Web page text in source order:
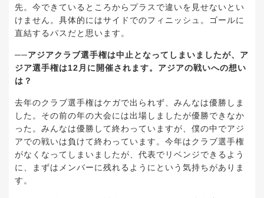
先。今できているところからプラスで違いを見せないとい
けません。具体的にはサイドでのフィニッシュ。ゴールに
直結するパスだと思います。
──アジアクラブ選手権は中止となってしまいましたが、ア
ジア選手権は12月に開催されます。アジアの戦いへの想い
は？
去年のクラブ選手権はケガで出られず、みんなは優勝しま
した。その前の年の大会には出場しましたが優勝できなか
った。みんなは優勝して終わっていますが、僕の中でアジ
アでの戦いは負けて終わっています。今年はクラブ選手権
がなくなってしまいましたが、代表でリベンジできるよう
に、まずはメンバーに残れるようにという気持ちがありま
す。